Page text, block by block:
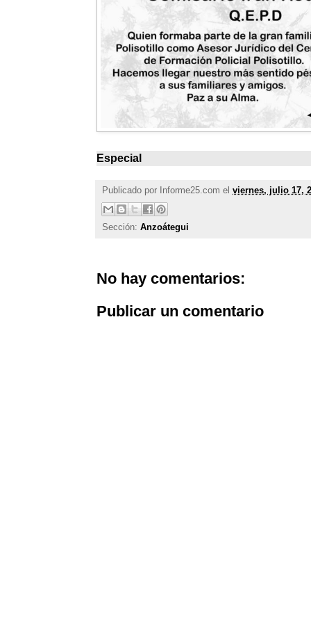
Especial
Publicado por Informe25.com el viernes, julio 17,
Sección: Anzoátegui
No hay comentarios:
Publicar un comentario